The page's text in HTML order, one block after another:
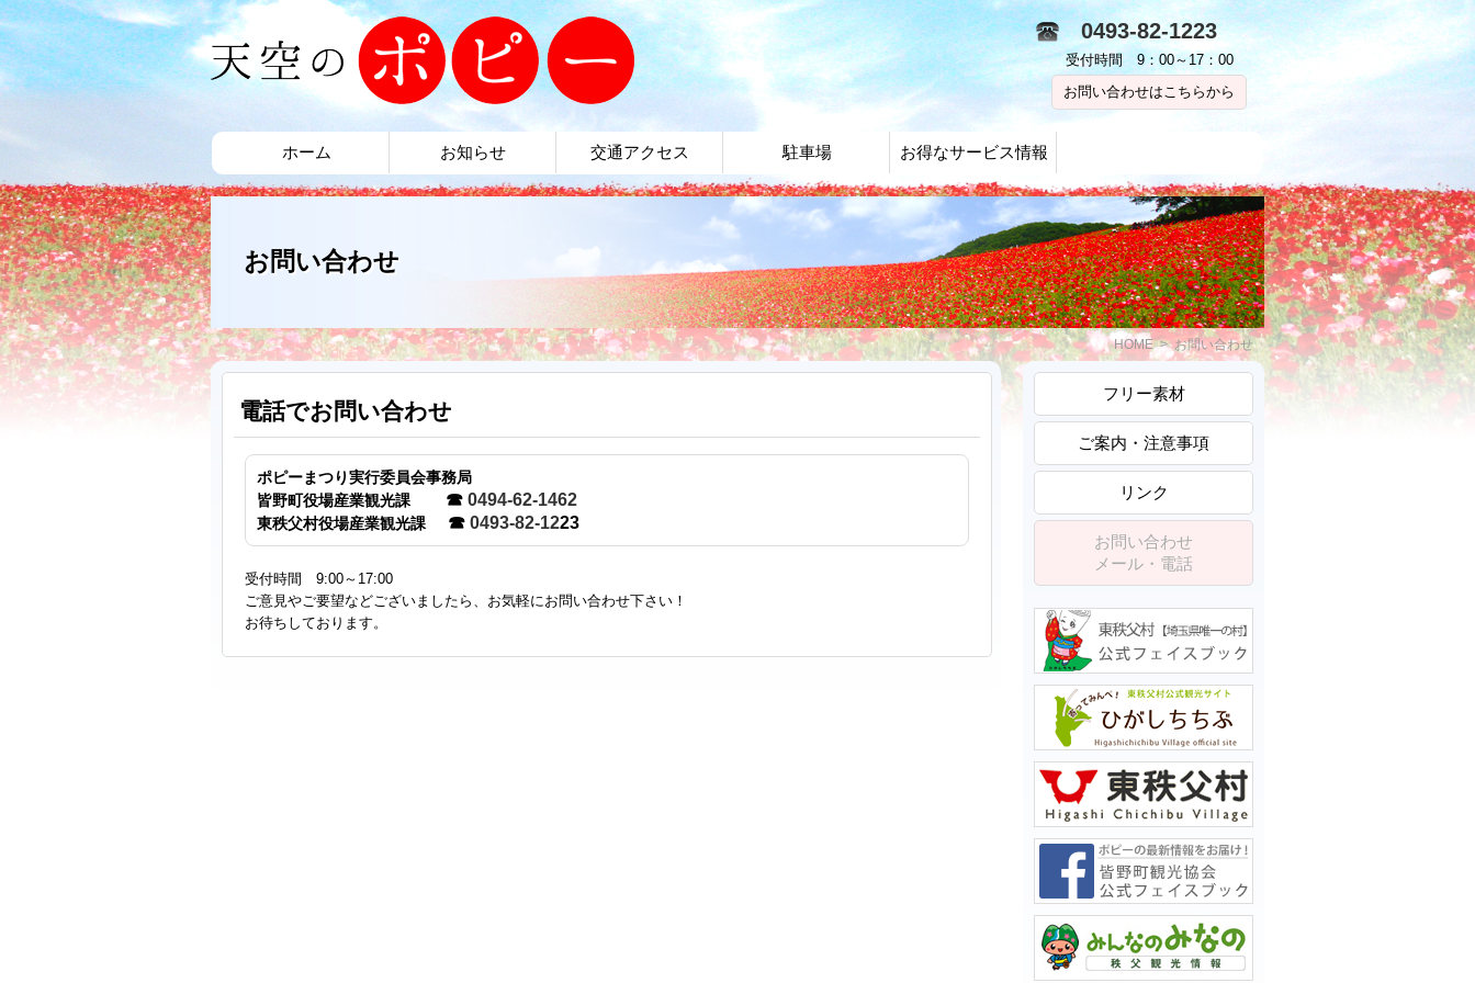
0493-82-1223
受付時間 9：00～17：00
お問い合わせはこちらから
ホーム お知らせ 交通アクセス 駐車場 お得なサービス情報
お問い合わせ
HOME> お問い合わせ
フリー素材
ご案内・注意事項
リンク
お問い合わせ
メール・電話
電話でお問い合わせ
ポピーまつり実行委員会事務局
皆野町役場産業観光課 ☎ 0494-62-1462
東秩父村役場産業観光課 ☎ 0493-82-1223
受付時間 9:00～17:00
ご意見やご要望などございましたら、お気軽にお問い合わせ下さい！
お待ちしております。